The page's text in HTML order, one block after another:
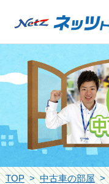
TOP 中古車の部屋